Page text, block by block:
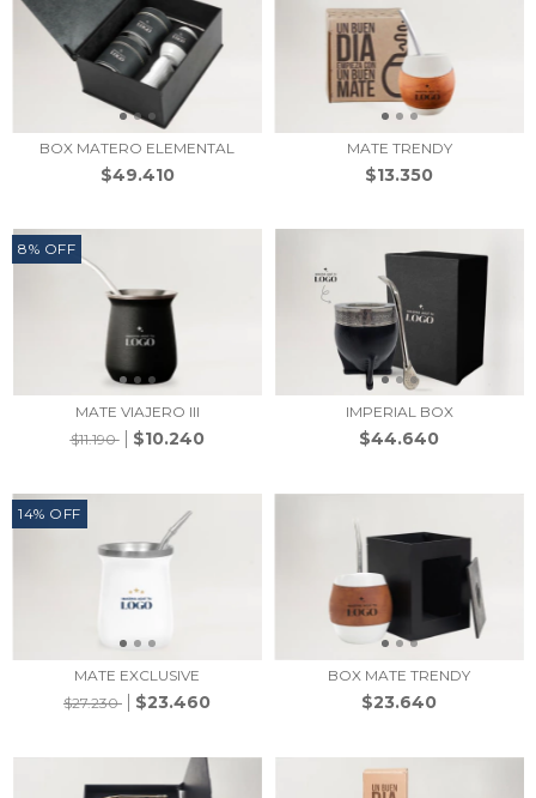
BOX MATERO ELEMENTAL
$49.410
MATE TRENDY
$13.350
8% OFF
MATE VIAJERO III
$11.190
$10.240
IMPERIAL BOX
$44.640
14% OFF
MATE EXCLUSIVE
$27.230
$23.460
BOX MATE TRENDY
$23.640